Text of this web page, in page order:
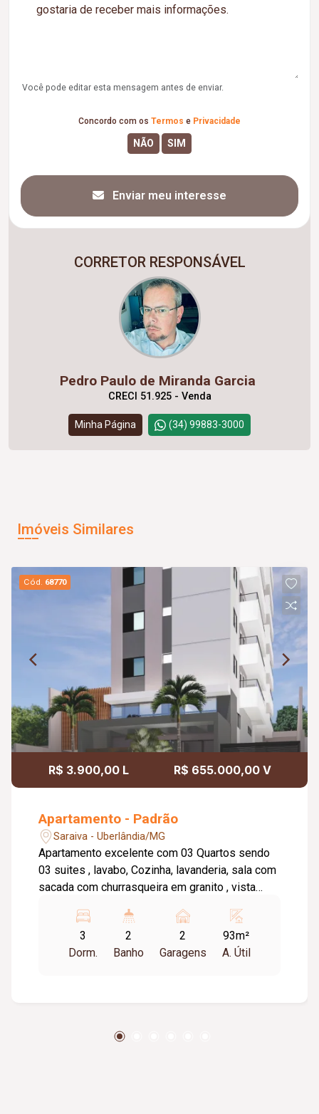
Você pode editar esta mensagem antes de enviar.
Concordo com os Termos e Privacidade
Enviar meu interesse
CORRETOR RESPONSÁVEL
Pedro Paulo de Miranda Garcia
CRECI 51.925 - Venda
Minha Página (34) 99883-3000
Imóveis Similares
Cód. 68770
R$ 3.900,00 L R$ 655.000,00 V
Apartamento - Padrão
Saraiva - Uberlândia/MG
Apartamento excelente com 03 Quartos sendo
03 suites , lavabo, Cozinha, lavanderia, sala com
sacada com churrasqueira em granito , vista
Piso : Porcenalato, o condomínio oferece
elevador, salão de festas .
3
Dorm.
2
Banho
2
Garagens
93m²
A. Útil